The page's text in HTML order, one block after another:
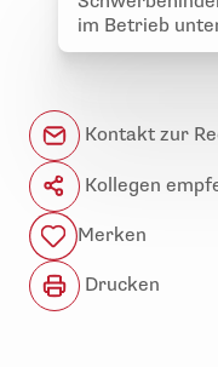
im Betrieb
Kontakt zur
Kollegen
Merken
Drucken